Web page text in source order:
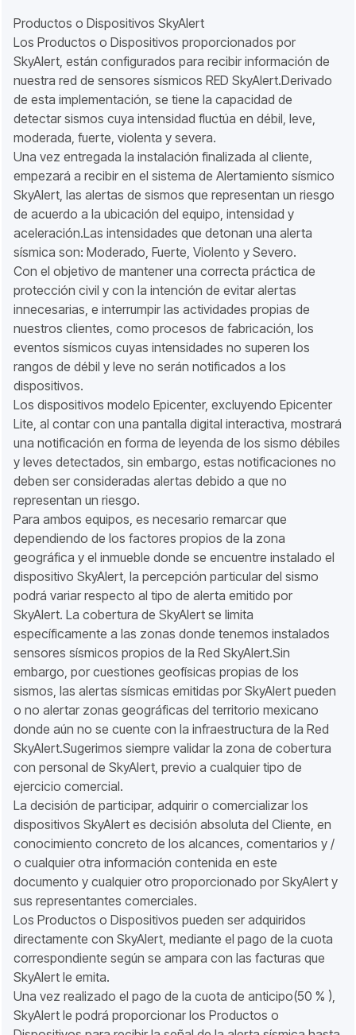
Productos o Dispositivos SkyAlert
Los Productos o Dispositivos proporcionados por
SkyAlert, están configurados para recibir información de
nuestra red de sensores sísmicos RED SkyAlert.Derivado
de esta implementación, se tiene la capacidad de
detectar sismos cuya intensidad fluctúa en débil, leve,
moderada, fuerte, violenta y severa.
Una vez entregada la instalación finalizada al cliente,
empezará a recibir en el sistema de Alertamiento sísmico
SkyAlert, las alertas de sismos que representan un riesgo
de acuerdo a la ubicación del equipo, intensidad y
aceleración.Las intensidades que detonan una alerta
sísmica son: Moderado, Fuerte, Violento y Severo.
Con el objetivo de mantener una correcta práctica de
protección civil y con la intención de evitar alertas
innecesarias, e interrumpir las actividades propias de
nuestros clientes, como procesos de fabricación, los
eventos sísmicos cuyas intensidades no superen los
rangos de débil y leve no serán notificados a los
dispositivos.
Los dispositivos modelo Epicenter, excluyendo Epicenter
Lite, al contar con una pantalla digital interactiva, mostrará
una notificación en forma de leyenda de los sismo débiles
y leves detectados, sin embargo, estas notificaciones no
deben ser consideradas alertas debido a que no
representan un riesgo.
Para ambos equipos, es necesario remarcar que
dependiendo de los factores propios de la zona
geográfica y el inmueble donde se encuentre instalado el
dispositivo SkyAlert, la percepción particular del sismo
podrá variar respecto al tipo de alerta emitido por
SkyAlert. La cobertura de SkyAlert se limita
específicamente a las zonas donde tenemos instalados
sensores sísmicos propios de la Red SkyAlert.Sin
embargo, por cuestiones geofísicas propias de los
sismos, las alertas sísmicas emitidas por SkyAlert pueden
o no alertar zonas geográficas del territorio mexicano
donde aún no se cuente con la infraestructura de la Red
SkyAlert.Sugerimos siempre validar la zona de cobertura
con personal de SkyAlert, previo a cualquier tipo de
ejercicio comercial.
La decisión de participar, adquirir o comercializar los
dispositivos SkyAlert es decisión absoluta del Cliente, en
conocimiento concreto de los alcances, comentarios y /
o cualquier otra información contenida en este
documento y cualquier otro proporcionado por SkyAlert y
sus representantes comerciales.
Los Productos o Dispositivos pueden ser adquiridos
directamente con SkyAlert, mediante el pago de la cuota
correspondiente según se ampara con las facturas que
SkyAlert le emita.
Una vez realizado el pago de la cuota de anticipo(50 % ),
SkyAlert le podrá proporcionar los Productos o